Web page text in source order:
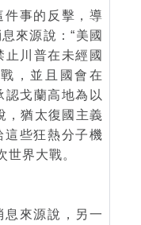
件事的反擊，導
來源說：“美國
川普在未經國
，並且國會在
戈蘭高地為以
，猶太復國主義
這些狂熱分子機
界大戰。
息來源說，另一